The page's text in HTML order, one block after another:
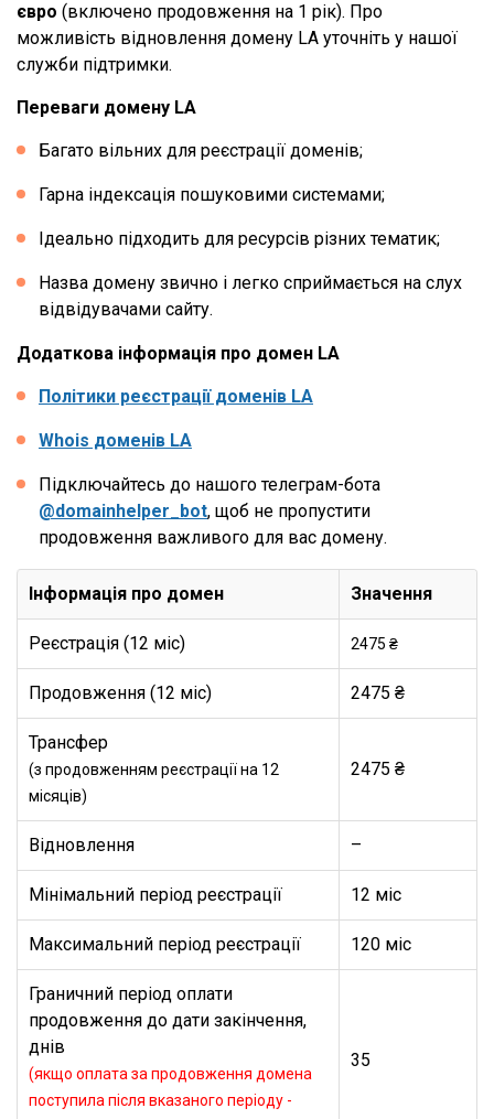
євро (включено продовження на 1 рік). Про
можливість відновлення домену LA уточніть у нашої
служби підтримки.
Переваги домену LA
Багато вільних для реєстрації доменів;
Гарна індексація пошуковими системами;
Ідеально підходить для ресурсів різних тематик;
Назва домену звично і легко сприймається на слух
відвідувачами сайту.
Додаткова інформація про домен LA
Політики реєстрації доменів LA
Whois доменів LA
Підключайтесь до нашого телеграм-бота
@domainhelper_bot, щоб не пропустити
продовження важливого для вас домену.
Інформація про домен Значення
Реєстрація (12 міс) 2475 ₴
Продовження (12 міс) 2475 ₴
Трансфер
(з продовженням реєстрації на 12
місяців)
2475 ₴
Відновлення –
Мінімальний період реєстрації 12 міс
Максимальний період реєстрації 120 міс
Граничний період оплати
продовження до дати закінчення,
днів
(якщо оплата за продовження домена
поступила після вказаного періоду -
35